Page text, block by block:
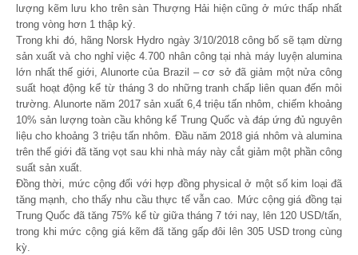
lượng kẽm lưu kho trên sàn Thượng Hải hiện cũng ở mức thấp nhất
trong vòng hơn 1 thập kỷ.
Trong khi đó, hãng Norsk Hydro ngày 3/10/2018 công bố sẽ tạm dừng
sản xuất và cho nghỉ việc 4.700 nhân công tại nhà máy luyện alumina
lớn nhất thế giới, Alunorte của Brazil – cơ sở đã giảm một nửa công
suất hoạt động kể từ tháng 3 do những tranh chấp liên quan đến môi
trường. Alunorte năm 2017 sản xuất 6,4 triệu tấn nhôm, chiếm khoảng
10% sản lượng toàn cầu không kể Trung Quốc và đáp ứng đủ nguyên
liệu cho khoảng 3 triệu tấn nhôm. Đầu năm 2018 giá nhôm và alumina
trên thế giới đã tăng vọt sau khi nhà máy này cắt giảm một phần công
suất sản xuất.
Đồng thời, mức cộng đối với hợp đồng physical ở một số kim loại đã
tăng mạnh, cho thấy nhu cầu thực tế vẫn cao. Mức cộng giá đồng tại
Trung Quốc đã tăng 75% kể từ giữa tháng 7 tới nay, lên 120 USD/tấn,
trong khi mức cộng giá kẽm đã tăng gấp đôi lên 305 USD trong cùng
kỳ.